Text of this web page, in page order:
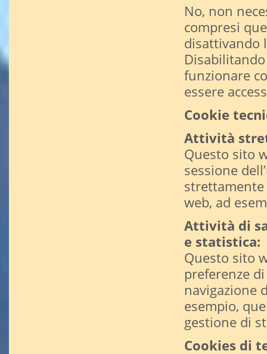
No, non
compresi
disattivando
funzionare
essere
Cookie
Attività
Questo sito
sessione
web, ad
Attività di
e statistica:
Questo sito
preferenze
navigazione
esempio,
gestione di
Cookies di